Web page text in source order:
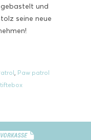
und
seine neue
, Paw patrol